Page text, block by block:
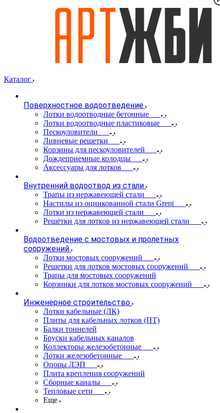
Каталог
Поверхностное водоотведение
Лотки водоотводные бетонные
Лотки водоотводные пластиковые
Пескоуловители
Ливневые решетки
Корзины для пескоуловителей
Дождеприемные колодцы
Аксессуары для лотков
Внутренний водоотвод из стали
Трапы из нержавеющей стали
Настилы из оцинкованной стали Grent
Лотки из нержавеющей стали
Решётки для лотков из нержавеющей стали
Водоотведение с мостовых и пролетных
сооружений
Лотки мостовых сооружений
Решетки для лотков мостовых сооружений
Трапы для мостовых сооружений
Корзинки для лотков мостовых сооружений
Инженерное строительство
Лотки кабельные (ЛК)
Плиты для кабельных лотков (ПТ)
Балки тоннелей
Бруски кабельных каналов
Коллекторы железобетонные
Лотки железобетонные
Опоры ЛЭП
Плита крепления сооружений
Сборные каналы
Тепловые сети
Еще